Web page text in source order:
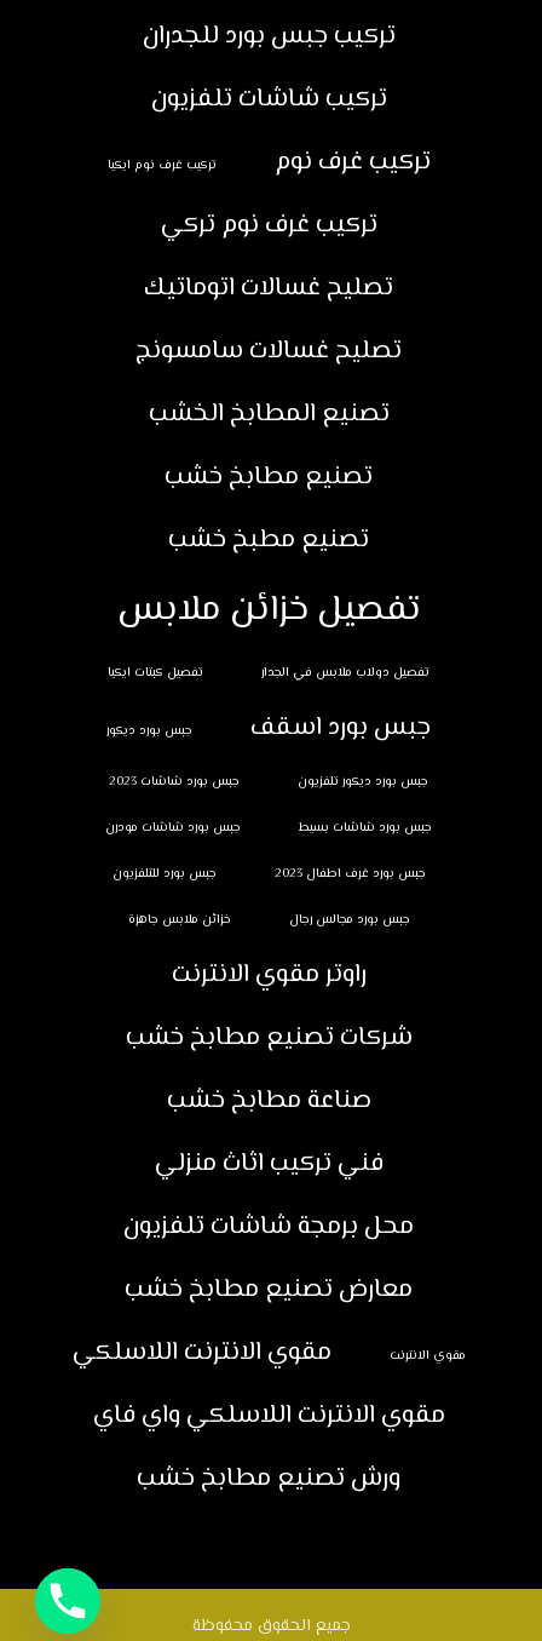
تركيب جبس بورد للجدران
تركيب شاشات تلفزيون
تركيب غرف نوم
تركيب غرف نوم ايكيا
تركيب غرف نوم تركي
تصليح غسالات اتوماتيك
تصليح غسالات سامسونج
تصنيع المطابخ الخشب
تصنيع مطابخ خشب
تصنيع مطبخ خشب
تفصيل خزائن ملابس
تفصيل دولاب ملابس في الجدار تفصيل كبتات ايكيا
جبس بورد اسقف جبس بورد ديكور
جبس بورد ديكور تلفزيون جبس بورد شاشات 2023
جبس بورد شاشات بسيط جبس بورد شاشات مودرن
جبس بورد غرف اطفال 2023 جبس بورد للتلفزيون
جبس بورد مجالس رجال خزائن ملابس جاهزة
راوتر مقوي الانترنت
شركات تصنيع مطابخ خشب
صناعة مطابخ خشب
فني تركيب اثاث منزلي
محل برمجة شاشات تلفزيون
معارض تصنيع مطابخ خشب
مقوي الانترنت
مقوي الانترنت اللاسلكي
مقوي الانترنت اللاسلكي واي فاي
ورش تصنيع مطابخ خشب
جميع الحقوق محفوظة